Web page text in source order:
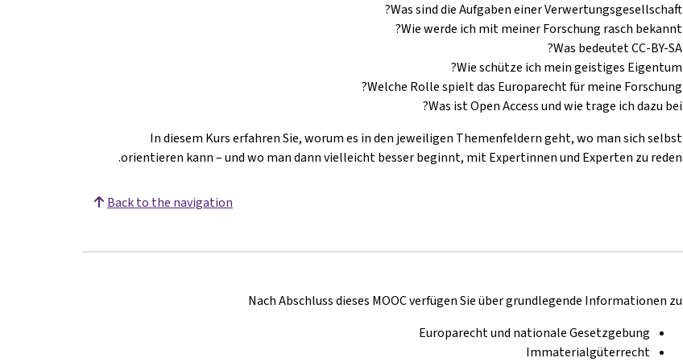
Was sind die Aufgaben einer Verwertungsgesellschaft?
Wie werde ich mit meiner Forschung rasch bekannt?
Was bedeutet CC-BY-SA?
Wie schütze ich mein geistiges Eigentum?
Welche Rolle spielt das Europarecht für meine Forschung?
Was ist Open Access und wie trage ich dazu bei?
In diesem Kurs erfahren Sie, worum es in den jeweiligen Themenfeldern geht, wo man sich selbst
orientieren kann – und wo man dann vielleicht besser beginnt, mit Expertinnen und Experten zu reden.
Back to the navigation
Nach Abschluss dieses MOOC verfügen Sie über grundlegende Informationen zu
Europarecht und nationale Gesetzgebung
Immaterialgüterrecht